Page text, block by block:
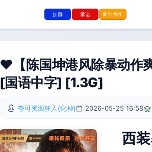
加群 承诺 商业合作
❤️【陈国坤港风除暴动作
[国语中字] [1.3G]
夸可资源狂人(化神) 2026-05-25 16:58
西